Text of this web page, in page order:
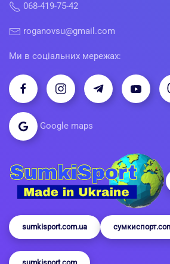
068-419-75-42
roganovsu@gmail.com
Ми в соціальних мережах:
Google maps
sumkisport.com.ua